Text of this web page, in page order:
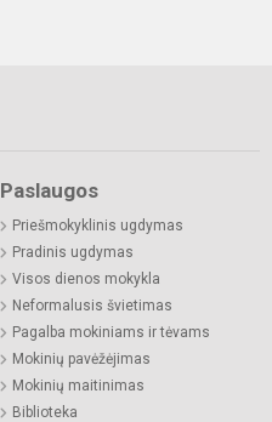
Paslaugos
Priešmokyklinis ugdymas
Pradinis ugdymas
Visos dienos mokykla
Neformalusis švietimas
Pagalba mokiniams ir tėvams
Mokinių pavėžėjimas
Mokinių maitinimas
Biblioteka